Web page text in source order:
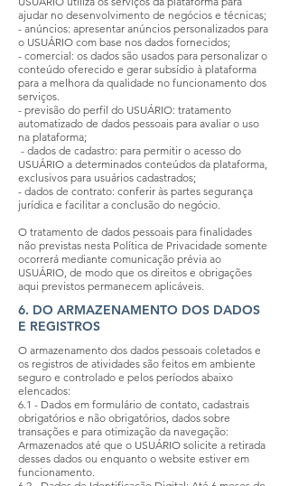
ajudar no desenvolvimento de negócios e técnicas;
- anúncios: apresentar anúncios personalizados para
o USUÁRIO com base nos dados fornecidos;
- comercial: os dados são usados para personalizar o
conteúdo oferecido e gerar subsídio à plataforma
para a melhora da qualidade no funcionamento dos
serviços.
- previsão do perfil do USUÁRIO: tratamento
automatizado de dados pessoais para avaliar o uso
na plataforma;
- dados de cadastro: para permitir o acesso do
USUÁRIO a determinados conteúdos da plataforma,
exclusivos para usuários cadastrados;
- dados de contrato: conferir às partes segurança
jurídica e facilitar a conclusão do negócio.
O tratamento de dados pessoais para finalidades
não previstas nesta Política de Privacidade somente
ocorrerá mediante comunicação prévia ao
USUÁRIO, de modo que os direitos e obrigações
aqui previstos permanecem aplicáveis.
6. DO ARMAZENAMENTO DOS DADOS
E REGISTROS
O armazenamento dos dados pessoais coletados e
os registros de atividades são feitos em ambiente
seguro e controlado e pelos períodos abaixo
elencados:
6.1 - Dados em formulário de contato, cadastrais
obrigatórios e não obrigatórios, dados sobre
transações e para otimização da navegação:
Armazenados até que o USUÁRIO solicite a retirada
desses dados ou enquanto o website estiver em
funcionamento.